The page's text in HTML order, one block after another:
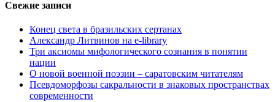
Свежие записи
Конец света в бразильских сертанах
Александр Литвинов на e-library
Три аксиомы мифологического сознания в понятии
нации
О новой военной поэзии – саратовским читателям
Псевдоморфозы сакральности в знаковых пространствах
современности